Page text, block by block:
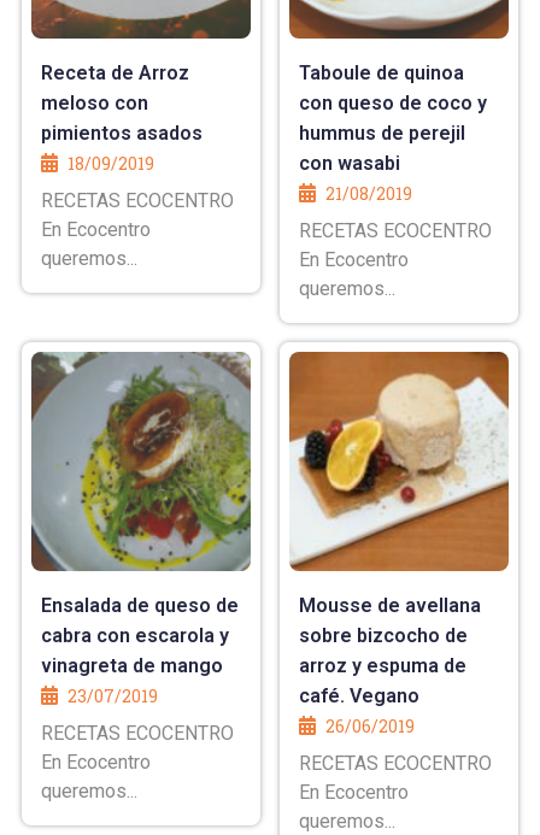
Receta de Arroz
meloso con
pimientos asados
18/09/2019
RECETAS ECOCENTRO
En Ecocentro
queremos...
Taboule de quinoa
con queso de coco y
hummus de perejil
con wasabi
21/08/2019
RECETAS ECOCENTRO
En Ecocentro
queremos...
Ensalada de queso de
cabra con escarola y
vinagreta de mango
23/07/2019
RECETAS ECOCENTRO
En Ecocentro
queremos...
Mousse de avellana
sobre bizcocho de
arroz y espuma de
café. Vegano
26/06/2019
RECETAS ECOCENTRO
En Ecocentro
queremos...